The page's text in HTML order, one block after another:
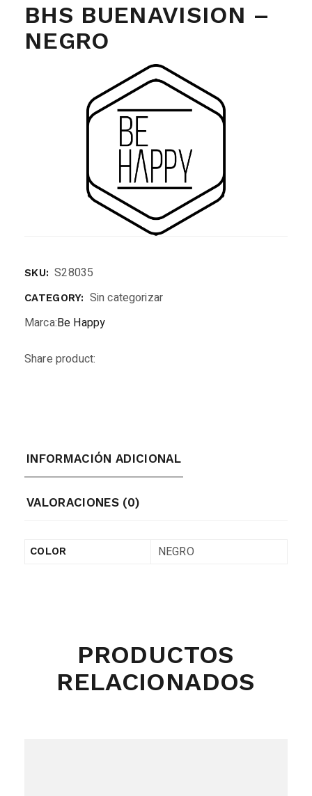
BHS BUENAVISION –
NEGRO
SKU: S28035
CATEGORY: Sin categorizar
Marca:Be Happy
Share product:
INFORMACIÓN ADICIONAL
VALORACIONES (0)
COLOR NEGRO
PRODUCTOS
RELACIONADOS